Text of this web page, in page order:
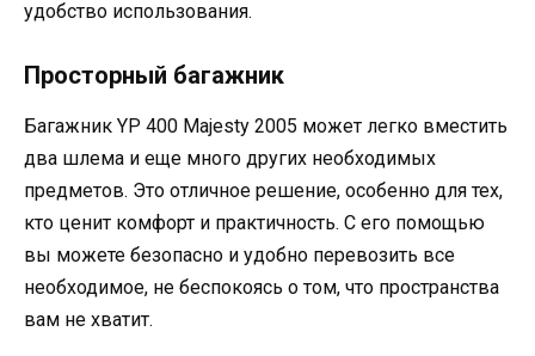
удобство использования.
Просторный багажник
Багажник YP 400 Majesty 2005 может легко вместить
два шлема и еще много других необходимых
предметов. Это отличное решение, особенно для тех,
кто ценит комфорт и практичность. С его помощью
вы можете безопасно и удобно перевозить все
необходимое, не беспокоясь о том, что пространства
вам не хватит.